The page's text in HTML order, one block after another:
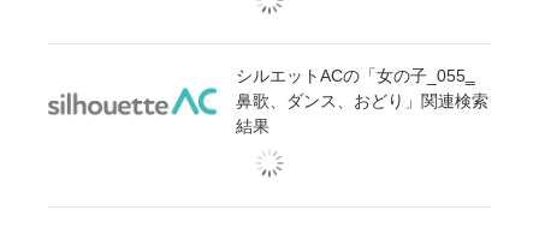
シルエットACの「女の子_055‗
鼻歌、ダンス、おどり」関連検索
結果